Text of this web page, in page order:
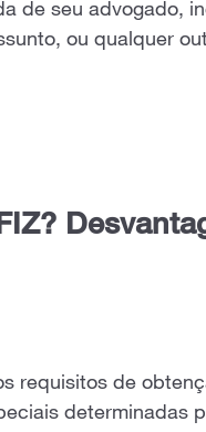
de seu advogado,
ou qualquer
requisitos de
determinadas